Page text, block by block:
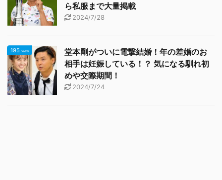
ら私服まで大量掲載
2024/7/28
195 view
堂本剛がついに電撃結婚！年の差婚のお
相手は妊娠している！？ 気になる馴れ初
めや交際期間！
2024/7/24